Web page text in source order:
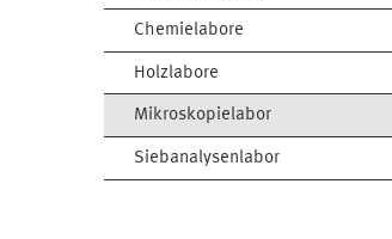
Chemielabore
Holzlabore
Mikroskopielabor
Siebanalysenlabor